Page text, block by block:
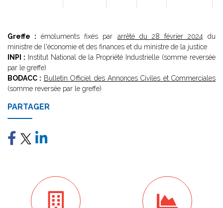
Greffe : émoluments fixés par arrêté du 28 février 2024 du
ministre de l'économie et des finances et du ministre de la justice
INPI : Institut National de la Propriété Industrielle (somme reversée
par le greffe)
BODACC : Bulletin Officiel des Annonces Civiles et Commerciales
(somme reversée par le greffe)
PARTAGER